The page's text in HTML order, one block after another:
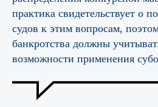
практика свидетельствует о
судов к этим вопросам,
банкротства должны
возможности применения
Москва, Ленинская слобода
БЦ Омега Плаза, оф. 220
Телефон
Адрес офиса